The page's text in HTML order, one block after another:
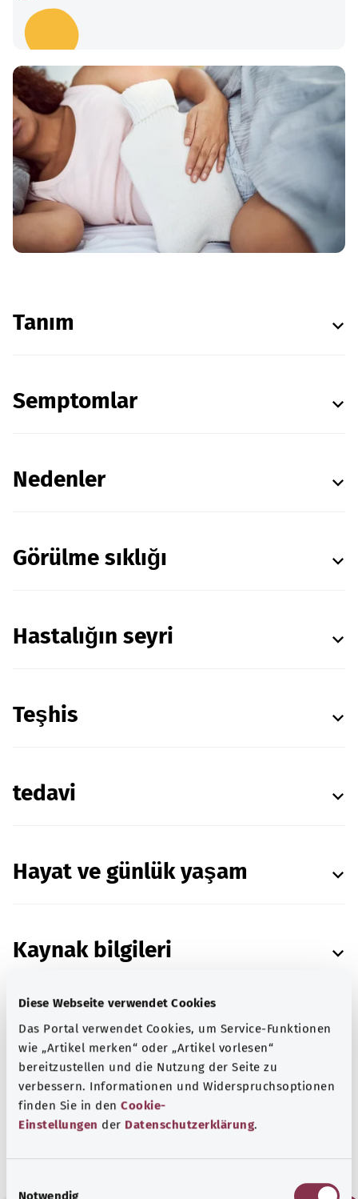
Diese Webseite verwendet Cookies
Das Portal verwendet Cookies, um Service-Funktionen
wie „Artikel merken“ oder „Artikel vorlesen“
bereitzustellen und die Nutzung der Seite zu
verbessern. Informationen und Widerspruchsoptionen
finden Sie in den Cookie-
Einstellungen der Datenschutzerklärung.
Notwendig
Tanım
Semptomlar
Nedenler
Görülme sıklığı
Hastalığın seyri
Teşhis
tedavi
Hayat ve günlük yaşam
Kaynak bilgileri
Institut für Qualität und Wirtschaftlichkeit im
Gesundheitswesen (Sağlık Hizmetlerinde Kalite
ve Verimlilik Enstitüsü) (IQWiG) ile birlikte
hazırlanmıştır.
Tarih:28.08.2020